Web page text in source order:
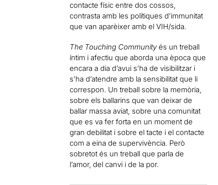
contacte físic entre dos cossos,
contrasta amb les polítiques d’immunitat
que van aparèixer amb el VIH/sida.
The Touching Communityés un treball
íntim i afectiu que aborda una època que
encara a dia d’avui s’ha de visibilitzar i
s’ha d’atendre amb la sensibilitat que li
correspon. Un treball sobre la memòria,
sobre els ballarins que van deixar de
ballar massa aviat, sobre una comunitat
que es va fer forta en un moment de
gran debilitat i sobre el tacte i el contacte
com a eina de supervivència. Però
sobretot és un treball que parla de
l’amor, del canvi i de la por.